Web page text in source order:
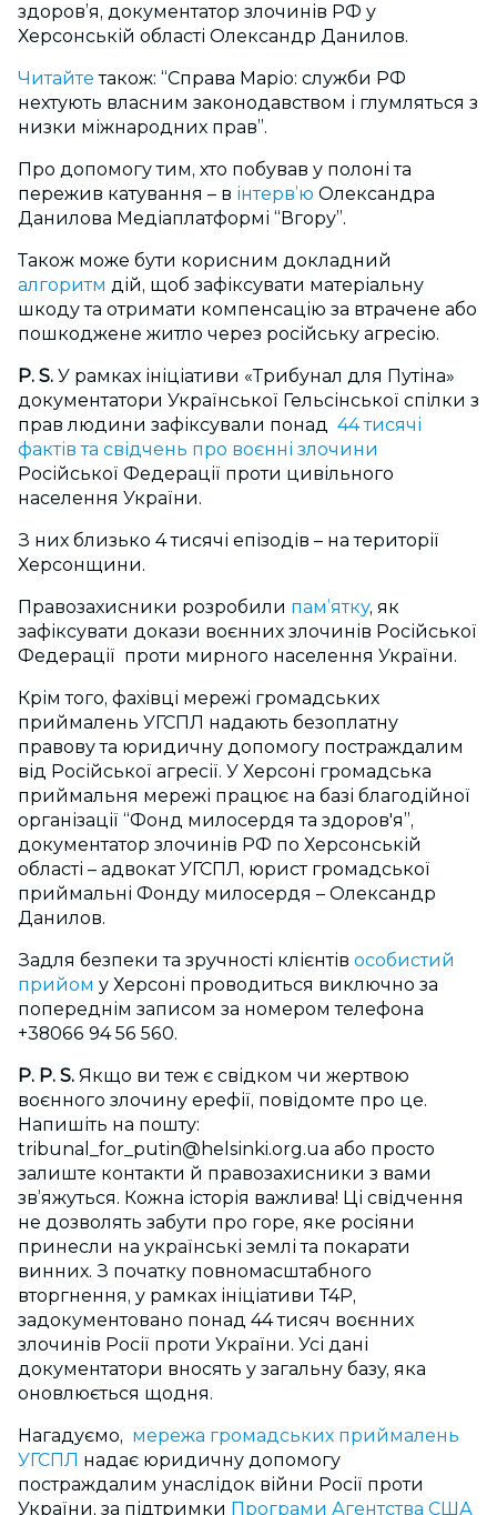
здоров’я, документатор злочинів РФ у
Херсонській області Олександр Данилов.
Читайтетакож: “Справа Маріо: служби РФ
нехтують власним законодавством і глумляться з
низки міжнародних прав”.
Про допомогу тим, хто побував у полоні та
пережив катування – в інтерв’ю Олександра
Данилова Медіаплатформі “Вгору”.
Також може бути корисним докладний
алгоритм дій, щоб зафіксувати матеріальну
шкоду та отримати компенсацію за втрачене або
пошкоджене житло через російську агресію.
Р. S. У рамках ініціативи «Трибунал для Путіна»
документатори Української Гельсінської спілки з
прав людини зафіксували понад 44 тисячі
фактів та свідчень про воєнні злочини
Російської Федерації проти цивільного
населення України.
З них близько 4 тисячі епізодів – на території
Херсонщини.
Правозахисники розробили пам’ятку, як
зафіксувати докази воєнних злочинів Російської
Федерації проти мирного населення України.
Крім того, фахівці мережі громадських
приймалень УГСПЛ надають безоплатну
правову та юридичну допомогу постраждалим
від Російської агресії. У Херсоні громадська
приймальня мережі працює на базі благодійної
організації “Фонд милосердя та здоров'я”,
документатор злочинів РФ по Херсонській
області – адвокат УГСПЛ, юрист громадської
приймальні Фонду милосердя – Олександр
Данилов.
Задля безпеки та зручності клієнтів особистий
прийом у Херсоні проводиться виключно за
попереднім записом за номером телефона
+38066 94 56 560.
Р. Р. S. Якщо ви теж є свідком чи жертвою
воєнного злочину ерефії, повідомте про це.
Напишіть на пошту:
tribunal_for_putin@helsinki.org.ua або просто
залиште контакти й правозахисники з вами
зв’яжуться. Кожна історія важлива! Ці свідчення
не дозволять забути про горе, яке росіяни
принесли на українські землі та покарати
винних. З початку повномасштабного
вторгнення, у рамках ініціативи Т4Р,
задокументовано понад 44 тисяч воєнних
злочинів Росії проти України. Усі дані
документатори вносять у загальну базу, яка
оновлюється щодня.
Нагадуємо, мережа громадських приймалень
УГСПЛ надає юридичну допомогу
постраждалим унаслідок війни Росії проти
України, за підтримки Програми Агентства США